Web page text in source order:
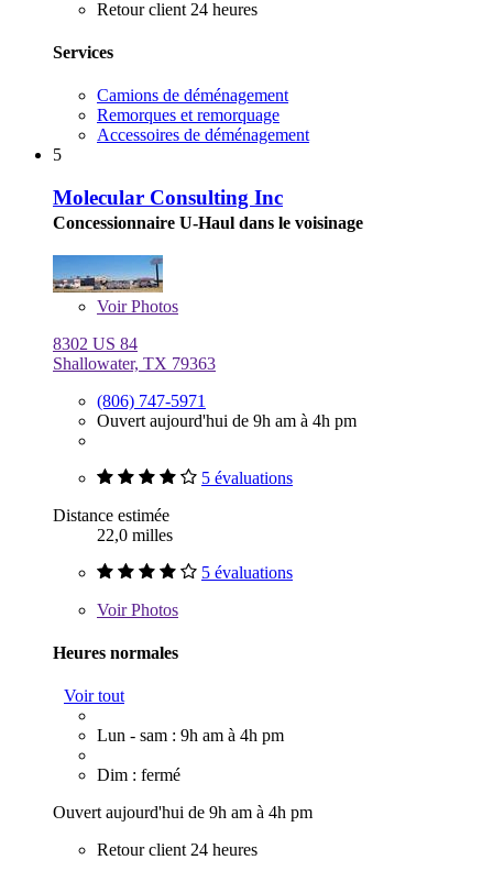
Retour client 24 heures
Services
Camions de déménagement
Remorques et remorquage
Accessoires de déménagement
5
Molecular Consulting Inc
Concessionnaire U-Haul dans le voisinage
VoirPhotos
8302 US 84
Shallowater, TX 79363
(806) 747-5971
Ouvert aujourd'hui de 9h am à 4h pm
5 évaluations
Distance estimée
22,0 milles
5 évaluations
VoirPhotos
Heures normales
Voir tout
Lun - sam : 9h am à 4h pm
Dim : fermé
Ouvert aujourd'hui de 9h am à 4h pm
Retour client 24 heures